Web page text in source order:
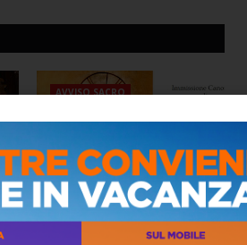
AVVISO SACRO
UNITA' PASTORALE, Ingresso
del nuovo Arciprete il 14